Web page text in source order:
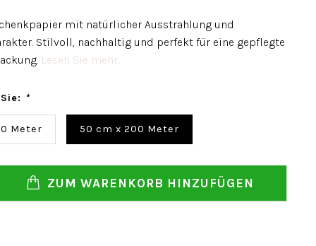
mit natürlicher Ausstrahlung und
Stilvoll, nachhaltig und perfekt für eine gepflegte
Lesen Sie mehr..
*
Meter 50 cm x 200 Meter
ZUM WARENKORB HINZUFÜGEN